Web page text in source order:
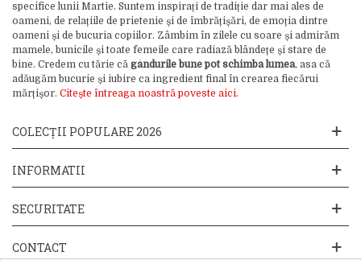
specifice lunii Martie. Suntem inspirați de tradiție dar mai ales de
oameni, de relațiile de prietenie și de îmbrățișări, de emoția dintre
oameni și de bucuria copiilor. Zâmbim în zilele cu soare și admirăm
mamele, bunicile și toate femeile care radiază blândețe și stare de
bine. Credem cu tărie că gândurile bune pot schimba lumea, asa că
adăugăm bucurie și iubire ca ingredient final în crearea fiecărui
mărțișor. Citește întreaga noastră poveste aici.
COLECȚII POPULARE 2026
INFORMATII
SECURITATE
CONTACT